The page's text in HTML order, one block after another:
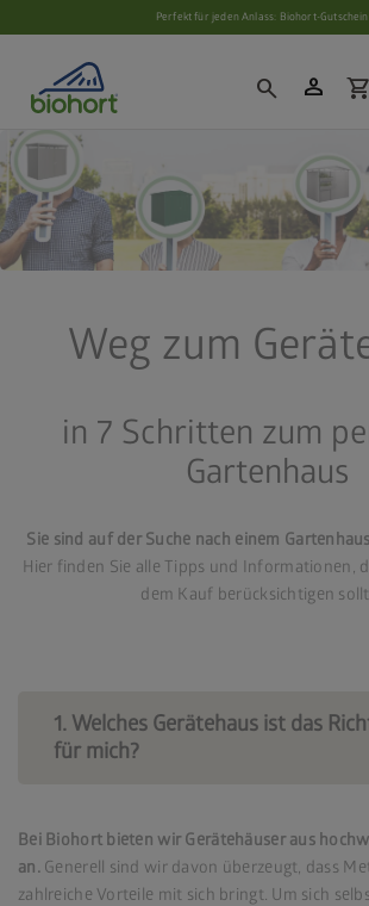
Perfekt für jeden Anlass: Biohort-Gutschein
search person shopping_cart
Weg zum
in 7 Schritten zum
Gartenhaus
Sie sind auf der Suche nach einem
Hier finden Sie alle Tipps und Informationen,
dem Kauf berücksichtigen
1. Welches Gerätehaus ist das
für mich?
Bei Biohort bieten wir Gerätehäuser aus
an.Generell sind wir davon überzeugt, dass
zahlreiche Vorteile mit sich bringt. Um sich